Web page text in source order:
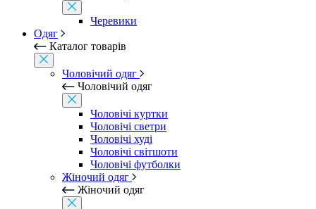
Черевики
Одяг
Каталог товарів
Чоловічий одяг
Чоловічий одяг
Чоловічі куртки
Чоловічі светри
Чоловічі худі
Чоловічі світшоти
Чоловічі футболки
Жіночий одяг
Жіночий одяг